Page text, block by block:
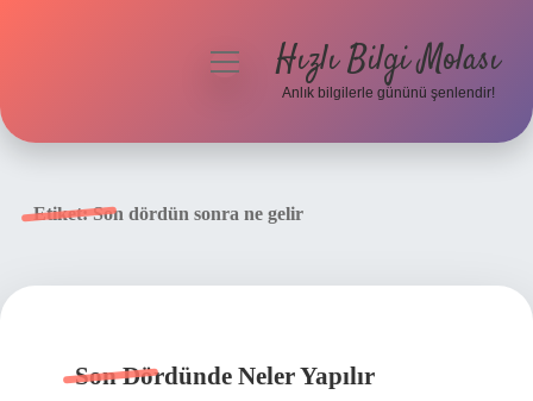
menüyüHızlı Bilgi Molası
Anlık bilgilerle gününü şenlendir!
Etiket:Son dördün sonra ne gelir
Son Dördünde Neler Yapılır